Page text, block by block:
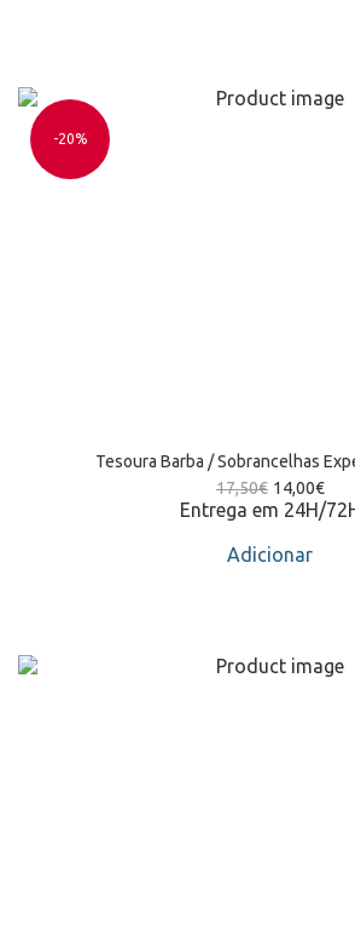
-20%
Tesoura Barba / Sobrancelhas
17,50€ 14,00€
Entrega em 24H/
Adicionar